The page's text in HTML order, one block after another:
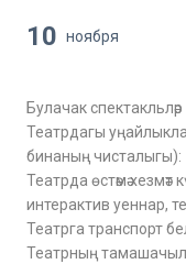
10 ноября
Булачак
Театрдагы
бинаның чисталыгы):
Театрда өстәмә хезмәт
интерактив уеннар,
Театрга транспорт
Театрның